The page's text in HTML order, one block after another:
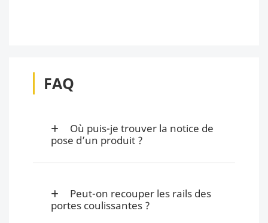
FAQ
Où puis-je trouver la notice de
pose d’un produit ?
Peut-on recouper les rails des
portes coulissantes ?